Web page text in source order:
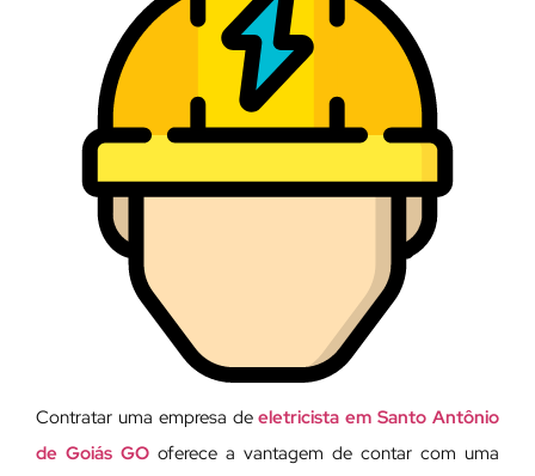
Contratar uma empresa deeletricista em Santo Antônio
de Goiás GO oferece a vantagem de contar com uma